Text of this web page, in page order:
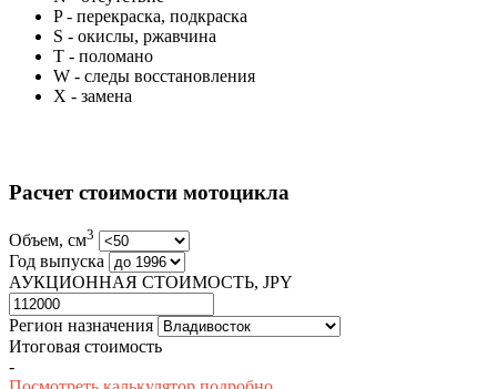
P- перекраска, подкраска
S - окислы, ржавчина
T - поломано
W - следы восстановления
X - замена
Расчет стоимости мотоцикла
Объем, см3
Год выпуска
АУКЦИОННАЯ СТОИМОСТЬ, JPY
Регион назначения
Итоговая стоимость
-